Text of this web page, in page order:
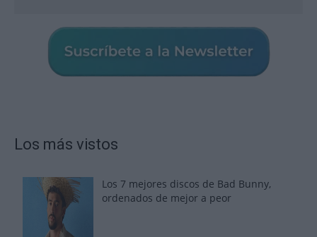
Los más vistos
Los 7 mejores discos de Bad Bunny,
ordenados de mejor a peor